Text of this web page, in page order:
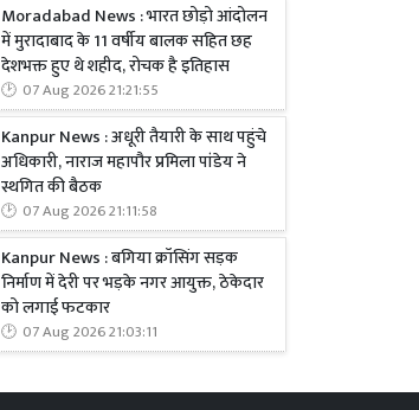
Moradabad News : भारत छोड़ो आंदोलन
में मुरादाबाद के 11 वर्षीय बालक सहित छह
देशभक्त हुए थे शहीद, रोचक है इतिहास
07 Aug 2026 21:21:55
Kanpur News : अधूरी तैयारी के साथ पहुंचे
अधिकारी, नाराज महापौर प्रमिला पांडेय ने
स्थगित की बैठक
07 Aug 2026 21:11:58
Kanpur News : बगिया क्रॉसिंग सड़क
निर्माण में देरी पर भड़के नगर आयुक्त, ठेकेदार
को लगाई फटकार
07 Aug 2026 21:03:11